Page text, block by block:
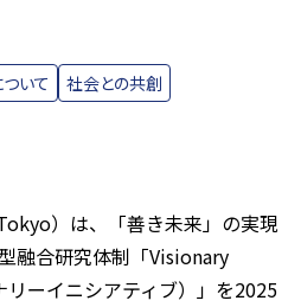
いて 社会との共創
）は、「善き未来」の実現
融合研究体制「Visionary
ーイニシアティブ）」を2025